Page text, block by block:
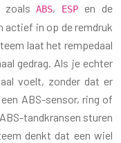
zoalsABS, ESP en de
actief in op de remdruk
laat het rempedaal
gedrag. Als je echter
voelt, zonder dat er
ABS-sensor, ring of
tandkransen sturen
denkt dat een wiel